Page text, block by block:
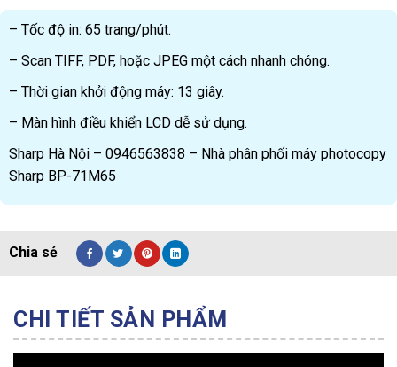
– Tốc độ in: 65 trang/phút.
– Scan TIFF, PDF, hoặc JPEG một cách nhanh chóng.
– Thời gian khởi động máy: 13 giây.
– Màn hình điều khiển LCD dễ sử dụng.
Sharp Hà Nội – 0946563838 – Nhà phân phối máy photocopy
Sharp BP-71M65
CHI TIẾT SẢN PHẨM